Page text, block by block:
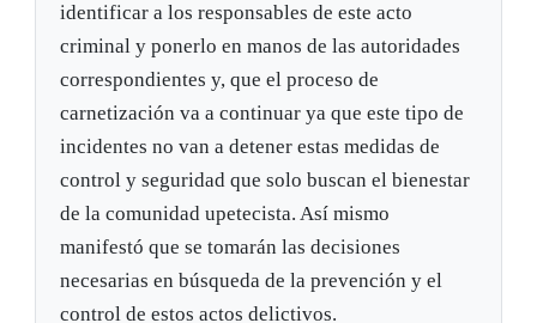
identificar a los responsables de este acto
criminal y ponerlo en manos de las autoridades
correspondientes y, que el proceso de
carnetización va a continuar ya que este tipo de
incidentes no van a detener estas medidas de
control y seguridad que solo buscan el bienestar
de la comunidad upetecista. Así mismo
manifestó que se tomarán las decisiones
necesarias en búsqueda de la prevención y el
control de estos actos delictivos.